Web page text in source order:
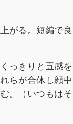
がる。短編で
きりと五感を
らが合体し顔
。（いつもは